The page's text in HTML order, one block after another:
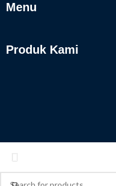
Menu
Produk Kami